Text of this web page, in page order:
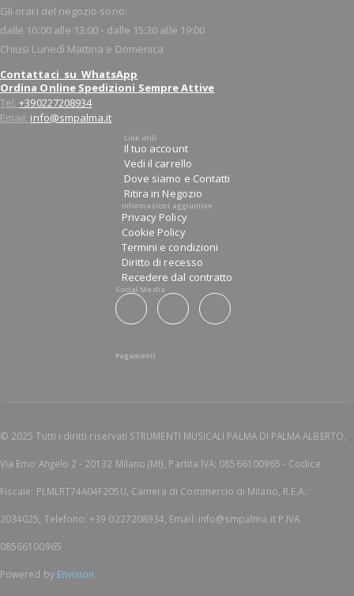
Gli orari del negozio sono:
dalle 10:00 alle 13:00 - dalle 15:30 alle 19:00
Chiusi Lunedì Mattina e Domenica
Contattaci su WhatsApp
Ordina Online Spedizioni Sempre Attive
Tel:+390227208934
Email: info@smpalma.it
Link utili
Il tuo account
Vedi il carrello
Dove siamo e Contatti
Ritira in Negozio
Informazioni aggiuntive
Privacy Policy
Cookie Policy
Termini e condizioni
Diritto di recesso
Recedere dal contratto
Social Media
Pagamenti
© 2025 Tutti i diritti riservati STRUMENTI MUSICALI PALMA DI PALMA ALBERTO,
Via Emo Angelo 2 - 20132 Milano (MI), Partita IVA: 08566100965 - Codice
Fiscale: PLMLRT74A04F205U, Camera di Commercio di Milano, R.E.A.:
2034025, Telefono: +39 0227208934, Email: info@smpalma.it P.IVA
08566100965
Powered by Envision